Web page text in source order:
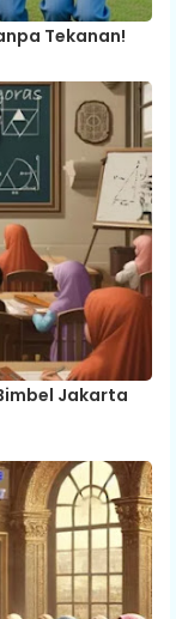
Tekanan!
Jakarta